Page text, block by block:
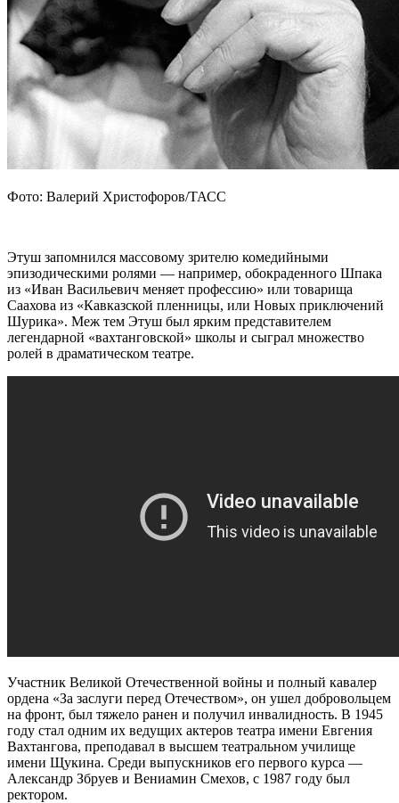
Фото: Валерий Христофоров/ТАСС
Этуш запомнился массовому зрителю комедийными
эпизодическими ролями — например, обокраденного Шпака
из «Иван Васильевич меняет профессию» или товарища
Саахова из «Кавказской пленницы, или Новых приключений
Шурика». Меж тем Этуш был ярким представителем
легендарной «вахтанговской» школы и сыграл множество
ролей в драматическом театре.
Участник Великой Отечественной войны и полный кавалер
ордена «За заслуги перед Отечеством», он ушел добровольцем
на фронт, был тяжело ранен и получил инвалидность. В 1945
году стал одним их ведущих актеров театра имени Евгения
Вахтангова, преподавал в высшем театральном училище
имени Щукина. Среди выпускников его первого курса —
Александр Збруев и Вениамин Смехов, с 1987 году был
ректором.